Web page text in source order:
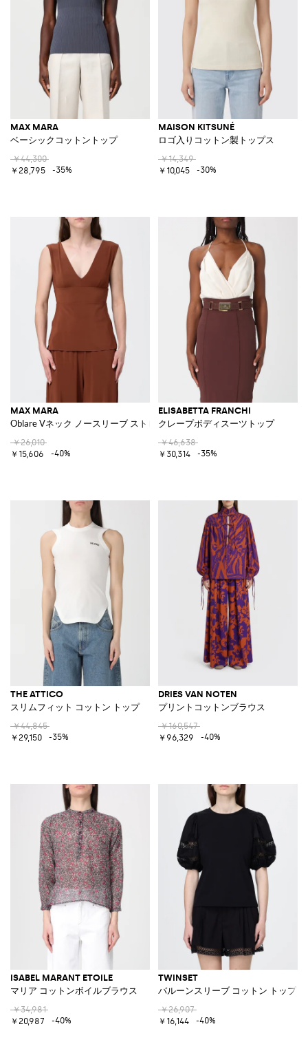
MAX MARA
ベーシックコットントップ
￥44,300
￥28,795
-35%
MAISON KITSUNÉ
ロゴ入りコットン製トップス
￥14,349
￥10,045
-30%
MAX MARA
Oblare Vネック ノースリーブ ストレッチビスコース トップ
￥26,010
￥15,606
-40%
ELISABETTA FRANCHI
クレープボディスーツトップ
￥46,638
￥30,314
-35%
THE ATTICO
スリムフィット コットン トップ
￥44,845
￥29,150
-35%
DRIES VAN NOTEN
プリントコットンブラウス
￥160,547
￥96,329
-40%
ISABEL MARANT ETOILE
マリア コットンボイルブラウス
￥34,981
￥20,987
-40%
TWINSET
バルーンスリーブ コットン トップ
￥26,907
￥16,144
-40%